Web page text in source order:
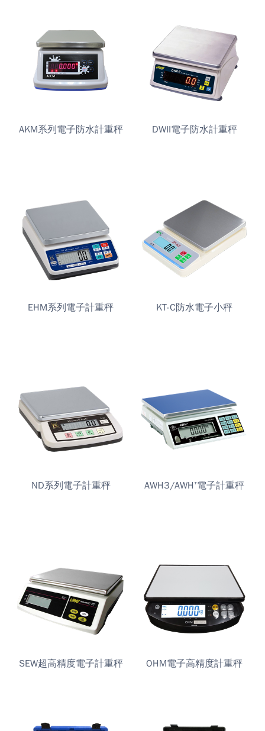
AKM系列電子防水計重秤 DWII電子防水計重秤
EHM系列電子計重秤 KT-C防水電子小秤
ND系列電子計重秤 AWH3/AWH⁺電子計重秤
SEW超高精度電子計重秤 OHM電子高精度計重秤